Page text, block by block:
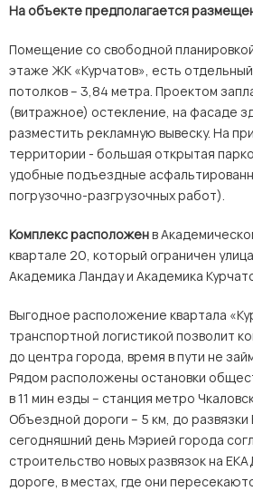
На объекте предполагается
Помещение со свободной
этаже ЖК «Курчатов», есть
потолков – 3,84 метра. Проектом
(витражное) остекление, на фасаде
разместить рекламную вывеску. На
территории - большая открытая
удобные подъездные
погрузочно-разгрузочных работ).
Комплекс расположенв
квартале 20, который ограничен
Академика Ландау и Академика
Выгодное расположение квартала
транспортной логистикой позволит
до центра города, время в пути не
Рядом расположены остановки
в 11 мин езды – станция метро
Объездной дороги – 5 км, до
сегодняшний день Мэрией города
строительство новых развязок на
дороге, в местах, где они